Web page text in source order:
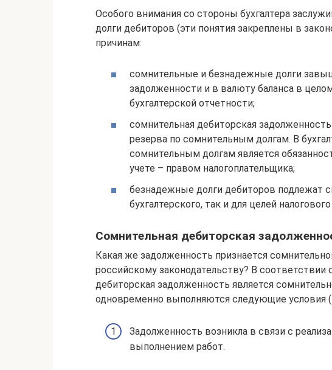
Особого внимания со стороны бухгалтера
долги дебиторов (эти понятия закреплены в
причинам:
сомнительные и безнадежные долги
задолженности и в валюту баланса в
бухгалтерской отчетности;
сомнительная дебиторская
резерва по сомнительным долгам. В
сомнительным долгам является
учете – правом налогоплательщика;
безнадежные долги дебиторов подлежат
бухгалтерского, так и для целей налогового
Сомнительная дебиторская
Какая же задолженность признается
российскому законодательству? В
дебиторская задолженность является
одновременно выполняются следующие условия
Задолженность возникла в связи с
выполнением работ.